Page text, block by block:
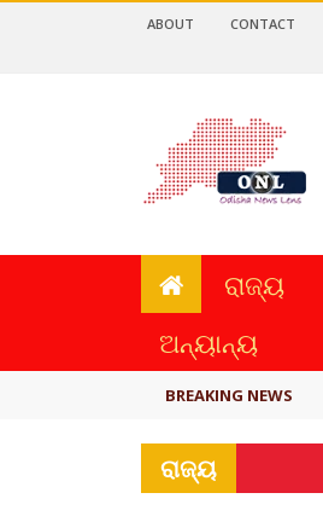
ABOUT CONTACT
ରାଜ୍ୟ
ଅନ୍ୟାନ୍ୟ
BREAKING NEWS
ରାଜ୍ୟ